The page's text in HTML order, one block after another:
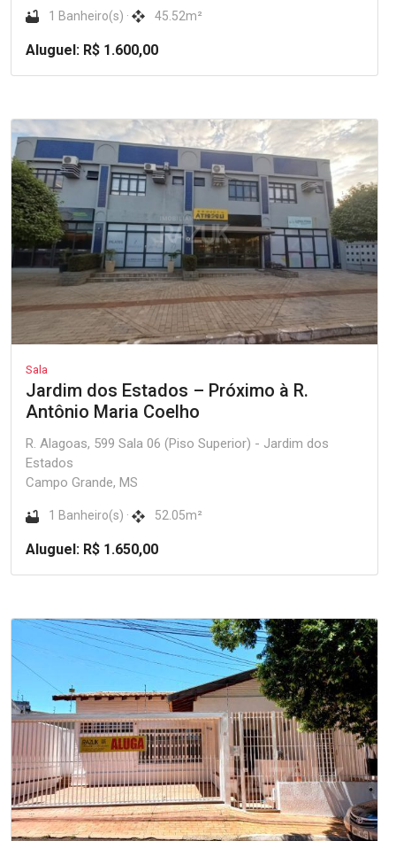
1 Banheiro(s) · 45.52m²
Aluguel: R$ 1.600,00
Sala
Jardim dos Estados – Próximo à R.
Antônio Maria Coelho
R. Alagoas, 599 Sala 06 (Piso Superior) - Jardim dos
Estados
Campo Grande, MS
1 Banheiro(s) · 52.05m²
Aluguel: R$ 1.650,00